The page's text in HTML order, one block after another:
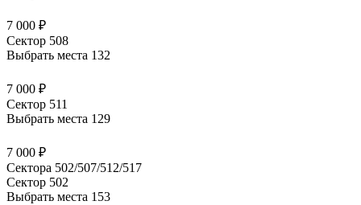
7 000 ₽
Сектор 508
Выбрать места 132
7 000 ₽
Сектор 511
Выбрать места 129
7 000 ₽
Сектора 502/507/512/517
Сектор 502
Выбрать места 153